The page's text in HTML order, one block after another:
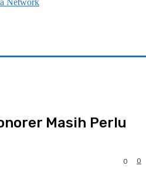
Masih Perlu
0
0